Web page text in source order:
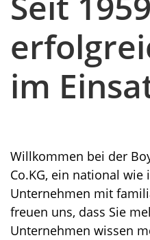
im
Willkommen bei der
Co.KG, ein national
Unternehmen mit
freuen uns, dass Sie
Unternehmen wissen